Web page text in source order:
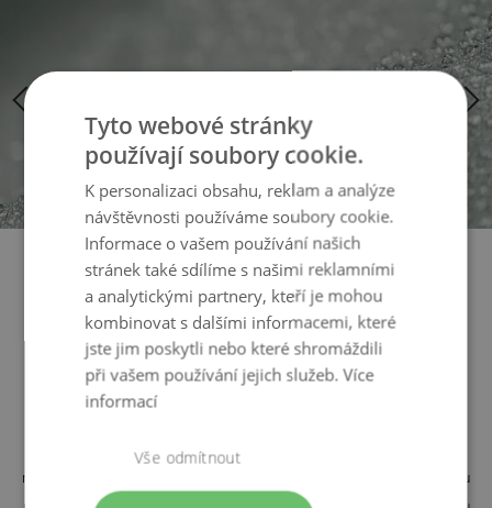
obrázky
obrázky
Potahy na zahradní nábytek,
které odolají každému počasí
Sotva by mohlo být něco více nepříjemného, než kdyby váš
nábytek z vysoce kvalitního polyrattanu nebo hliníku utrpěl škodu
Tyto webové stránky
používají soubory cookie.
K personalizaci obsahu, reklam a analýze
návštěvnosti používáme soubory cookie.
Informace o vašem používání našich
stránek také sdílíme s našimi reklamními
a analytickými partnery, kteří je mohou
kombinovat s dalšími informacemi, které
jste jim poskytli nebo které shromáždili
při vašem používání jejich služeb.Více
informací
Vše odmítnout